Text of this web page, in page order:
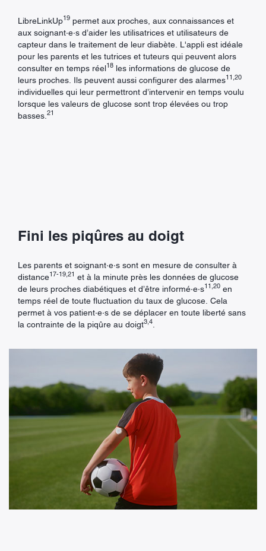
LibreLinkUp19 permet aux proches, aux connaissances et
aux soignant·e·s d’aider les utilisatrices et utilisateurs de
capteur dans le traitement de leur diabète. L'appli est idéale
pour les parents et les tutrices et tuteurs qui peuvent alors
consulter en temps réel18 les informations de glucose de
leurs proches. Ils peuvent aussi configurer des alarmes11,20
individuelles qui leur permettront d’intervenir en temps voulu
lorsque les valeurs de glucose sont trop élevées ou trop
basses. 21
Fini les piqûres au doigt
Les parents et soignant·e·s sont en mesure de consulter à
distance17-19,21 et à la minute près les données de glucose
de leurs proches diabétiques et d’être informé·e·s11,20 en
temps réel de toute fluctuation du taux de glucose. Cela
permet à vos patient·e·s de se déplacer en toute liberté sans
la contrainte de la piqûre au doigt3,4